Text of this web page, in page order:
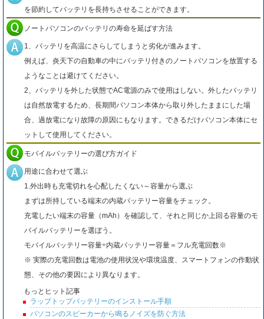
を節約してバッテリを長持ちさせることができます。
ノートパソコンのバッテリの寿命を延ばす方法
1、バッテリを高温にさらしてしまうと劣化が進みます。
例えば、炎天下の自動車の中にバッテリ付きのノートパソコンを放置する
ようなことは避けてください。
2、バッテリを外した状態でAC電源のみで使用はしない。外したバッテリ
は自然放電するため、長期間パソコン本体から取り外したままにした場
合、過放電になり故障の原因にもなります。できるだけパソコン本体にセ
ットして使用してください。
モバイルバッテリーの選び方ガイド
用途に合わせて選ぶ
1.外出時も充電切れを心配したくない～容量から選ぶ
まずは所持している端末の内蔵バッテリー容量をチェック。
充電したい端末の容量（mAh）を確認して、それと同じか上回る容量のモ
バイルバッテリーを選ぼう。
モバイルバッテリー容量÷内蔵バッテリー容量＝フル充電回数※
※ 実際の充電回数は電池の使用状況や環境温度、スマートフォンの作動状
態、その他の要因により異なります。
もっとヒット記事
ラップトップバッテリーのインストール手順
パソコンのスピーカーから鳴るノイズを防ぐ方法